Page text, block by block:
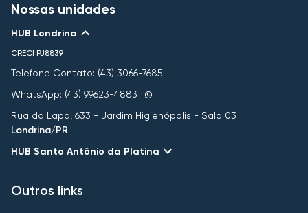
Nossas unidades
HUB Londrina
CRECI PJ8839
Telefone Contato: (43) 3066-7685
WhatsApp: (43) 99623-4883
Rua da Lapa, 633 - Jardim Higienópolis - Sala 03
Londrina/PR
HUB Santo Antônio da Platina
Outros links